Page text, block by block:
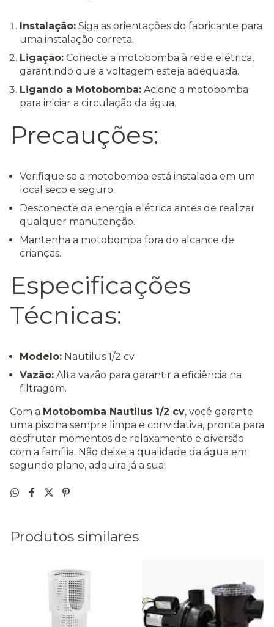
Instalação: Siga as orientações do fabricante para
uma instalação correta.
Ligação: Conecte a motobomba à rede elétrica,
garantindo que a voltagem esteja adequada.
Ligando a Motobomba: Acione a motobomba
para iniciar a circulação da água.
Precauções:
Verifique se a motobomba está instalada em um
local seco e seguro.
Desconecte da energia elétrica antes de realizar
qualquer manutenção.
Mantenha a motobomba fora do alcance de
crianças.
Especificações
Técnicas:
Modelo: Nautilus 1/2 cv
Vazão: Alta vazão para garantir a eficiência na
filtragem.
Com a Motobomba Nautilus 1/2 cv, você garante
uma piscina sempre limpa e convidativa, pronta para
desfrutar momentos de relaxamento e diversão
com a família. Não deixe a qualidade da água em
segundo plano, adquira já a sua!
Produtos similares